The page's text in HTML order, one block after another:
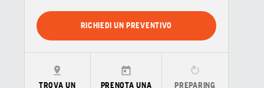
RICHIEDI UN PREVENTIVO
TROVA UN PRENOTA UNA PREPARING